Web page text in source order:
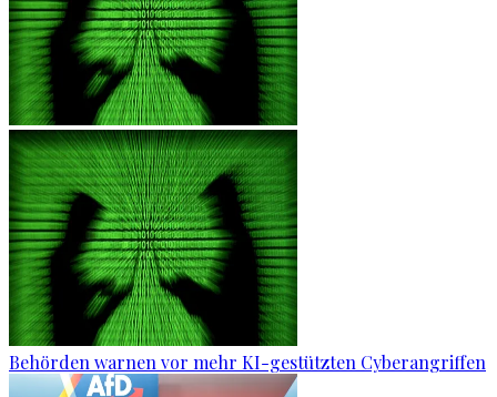
Behörden warnen vor mehr KI-gestützten Cyberangriffen